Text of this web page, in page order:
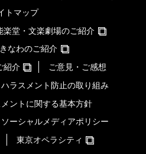
トマップ
楽堂・文楽劇場のご紹介
なわのご紹介
紹介
ご意見・ご感想
ハラスメント防止の取り組み
ントに関する基本方針
ソーシャルメディアポリシー
東京オペラシティ